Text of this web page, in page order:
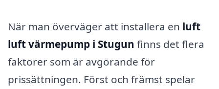
När man överväger att installera en luft
luft värmepump i Stugun finns det flera
faktorer som är avgörande för
prissättningen. Först och främst spelar